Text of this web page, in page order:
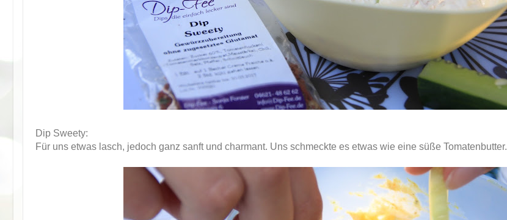
Dip Sweety:
Für uns etwas lasch, jedoch ganz sanft und charmant. Uns schmeckte es etwas wie eine süße Tomatenbutter.